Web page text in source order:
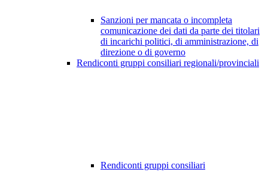
Sanzioni per mancata o incompleta
comunicazione dei dati da parte dei titolari
di incarichi politici, di amministrazione, di
direzione o di governo
Rendiconti gruppi consiliari regionali/provinciali
Rendiconti gruppi consiliari